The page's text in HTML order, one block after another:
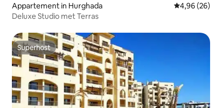
Appartement in Hurghada Gemiddelde
4,96 (26)
Deluxe Studio met Terras
Superhost
Superhost